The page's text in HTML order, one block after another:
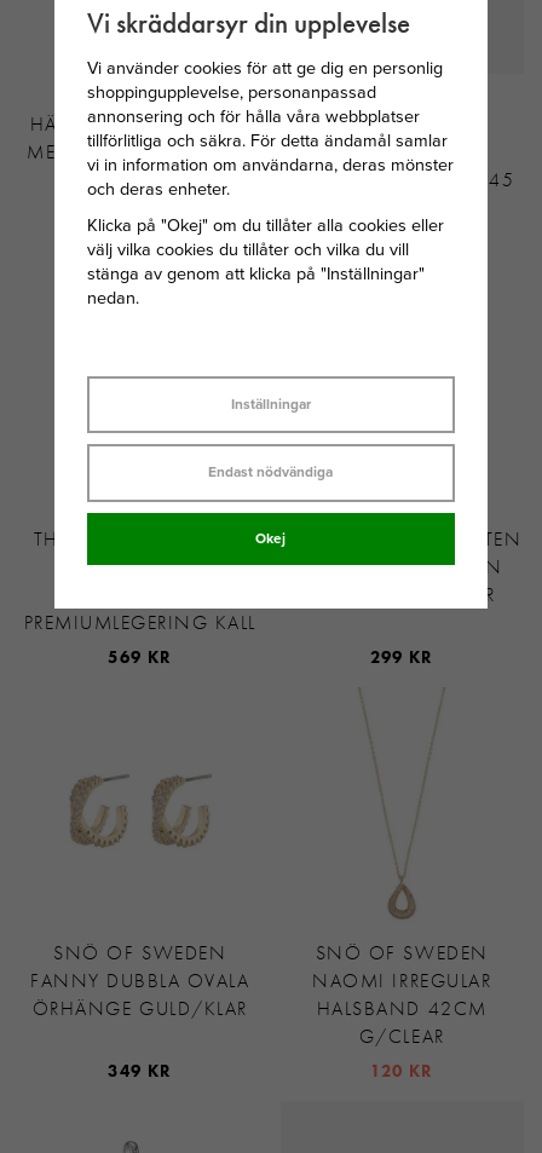
SVEDBOM
HÄNGSMYCKE I SILVER
MED JUNI MÅNADSTEN
MÅNSTEN
149 KR
THOMAS SABO
HALSBAND MED
SILVERKULOR
FACETTERADE 40-42-45
569 KR
THOMAS SABO HELLO
KITTY CHARM BLÅ
PREMIUMLEGERING KALL
569 KR
SVEDBOM MÅNADSSTEN
HJÄRTA MAJ / GRÖN
STEN 34 CM SILVER
299 KR
SNÖ OF SWEDEN
FANNY DUBBLA OVALA
ÖRHÄNGE GULD/KLAR
349 KR
SNÖ OF SWEDEN
NAOMI IRREGULAR
HALSBAND 42CM
G/CLEAR
120 KR
Vi skräddarsyr din upplevelse
Vi använder cookies för att ge dig en personlig
shoppingupplevelse, personanpassad
annonsering och för hålla våra webbplatser
tillförlitliga och säkra. För detta ändamål samlar
vi in information om användarna, deras mönster
och deras enheter.
Klicka på "Okej" om du tillåter alla cookies eller
välj vilka cookies du tillåter och vilka du vill
stänga av genom att klicka på "Inställningar"
nedan.
Inställningar
Endast nödvändiga
Okej